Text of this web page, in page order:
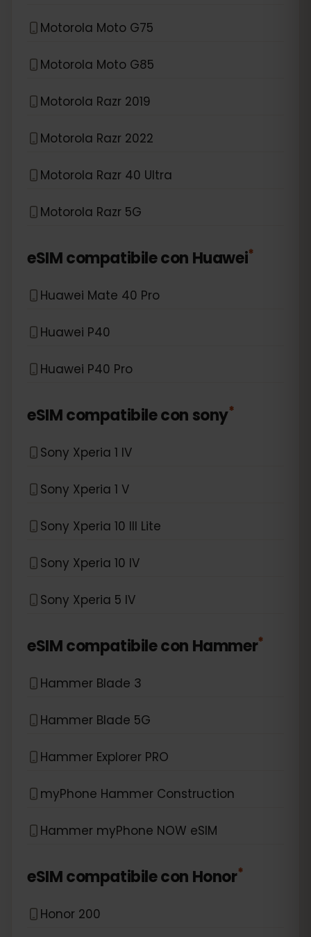
Motorola Moto G75
Motorola Moto G85
Motorola Razr 2019
Motorola Razr 2022
Motorola Razr 40 Ultra
Motorola Razr 5G
eSIM compatibile con Huawei*
Huawei Mate 40 Pro
Huawei P40
Huawei P40 Pro
eSIM compatibile con sony*
Sony Xperia 1 IV
Sony Xperia 1 V
Sony Xperia 10 III Lite
Sony Xperia 10 IV
Sony Xperia 5 IV
eSIM compatibile con Hammer*
Hammer Blade 3
Hammer Blade 5G
Hammer Explorer PRO
myPhone Hammer Construction
Hammer myPhone NOW eSIM
eSIM compatibile con Honor*
Honor 200